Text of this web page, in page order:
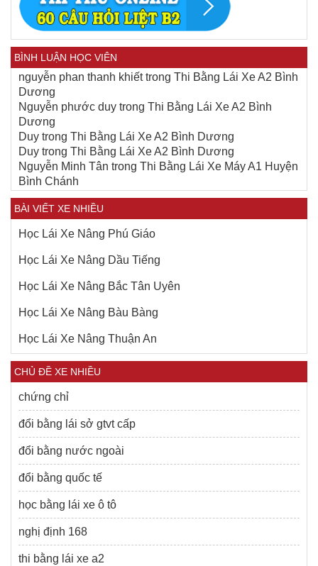
BÌNH LUẬN HỌC VIÊN
nguyễn phan thanh khiếttrong Thi Bằng Lái Xe A2 Bình
Dương
Nguyễn phước duy trong Thi Bằng Lái Xe A2 Bình
Dương
Duy trong Thi Bằng Lái Xe A2 Bình Dương
Duy trong Thi Bằng Lái Xe A2 Bình Dương
Nguyễn Minh Tân trong Thi Bằng Lái Xe Máy A1 Huyện
Bình Chánh
BÀI VIẾT XE NHIỀU
Học Lái Xe Nâng Phú Giáo
Học Lái Xe Nâng Dầu Tiếng
Học Lái Xe Nâng Bắc Tân Uyên
Học Lái Xe Nâng Bàu Bàng
Học Lái Xe Nâng Thuận An
CHỦ ĐỀ XE NHIỀU
chứng chỉ
đổi bằng lái sở gtvt cấp
đổi bằng nước ngoài
đổi bằng quốc tế
học bằng lái xe ô tô
nghị định 168
thi bằng lái xe a2